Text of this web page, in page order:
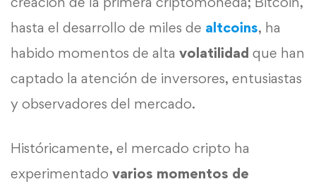
hasta el desarrollo de miles de altcoins, ha
habido momentos de alta volatilidad que han
captado la atención de inversores, entusiastas
y observadores del mercado.
Históricamente, el mercado cripto ha
experimentado varios momentos de